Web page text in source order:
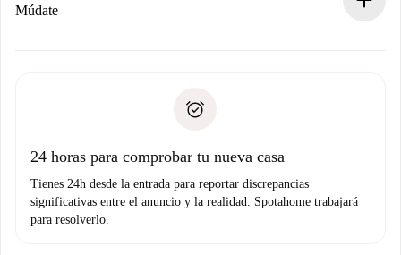
Si es rechazada: No te haremos ningún cargo y te
Prueba de solvencia
Múdate
no nos comunicas ningún problema.
24 horas para comprobar tu nueva casa
Tienes 24h desde la entrada para reportar discrepancias
significativas entre el anuncio y la realidad. Spotahome trabajará
para resolverlo.